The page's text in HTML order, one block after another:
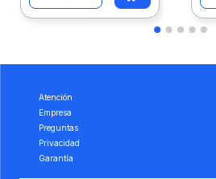
Atención
Empresa
Preguntas
Privacidad
Garantía